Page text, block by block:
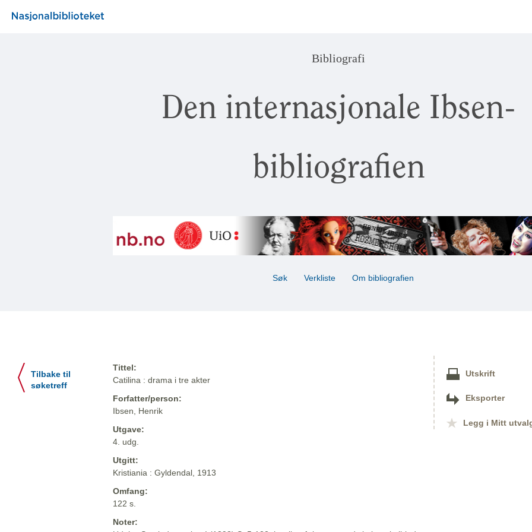
Bibliografi
Den internasjonale Ibsen-
bibliografien
Søk Verkliste Om bibliografien
Tilbake til
søketreff
Tittel:
Catilina : drama i tre akter
Forfatter/person:
Ibsen, Henrik
Utgave:
4. udg.
Utgitt:
Kristiania : Gyldendal, 1913
Omfang:
122 s.
Noter:
Utskrift
Eksporter
Legg i Mitt